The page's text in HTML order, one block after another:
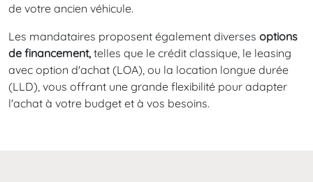
de votre ancien véhicule.
Les mandataires proposent également diverses options
de financement, telles que le crédit classique, le leasing
avec option d'achat (LOA), ou la location longue durée
(LLD), vous offrant une grande flexibilité pour adapter
l'achat à votre budget et à vos besoins.